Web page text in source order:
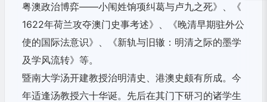
粤澳政治博弈——小闱姓饷项纠葛与卢九之死》、《
1622年荷兰攻夺澳门史事考述》、《晚清早期驻外公
使的国际法意识》、《新轨与旧辙： 明清之际的墨学
及学风流转》等。
暨南大学汤开建教授治明清史、港澳史颇有所成。 今
年适逢汤教授六十华诞。先后在其门下研习的诸学生